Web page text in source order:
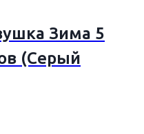
Зима 5
(Серый